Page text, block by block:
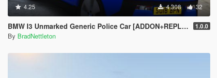
4.25 4.308 32
BMW I3 Unmarked Generic Police Car [ADDON+REPLACE] 1.0.0
By BradNettleton